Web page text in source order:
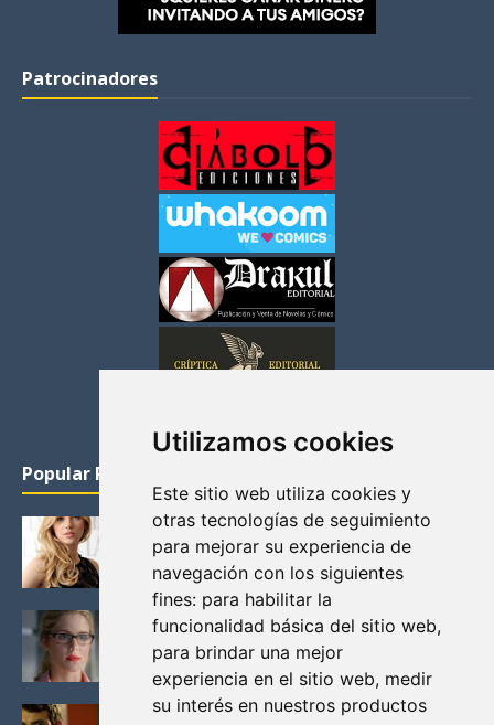
Utilizamos cookies
Este sitio web utiliza cookies y
otras tecnologías de seguimiento
para mejorar su experiencia de
navegación con los siguientes
fines: para habilitar la
funcionalidad básica del sitio web,
para brindar una mejor
experiencia en el sitio web, medir
su interés en nuestros productos
Patrocinadores
Popular Posts
KATHERYN WINNICK: LA ACTRIZ MAS GUAPA DE
VIKINGOS
Junio 14, 2013
FELICITY (EMILY BETT RICKARDS), LAS FOTOS
MAS BONITAS DE LA ALIADA DE ARROW
Noviembre 30, 2013
BLACK MIRROR: TODA TU HISTORIA. EPISODIO 3.